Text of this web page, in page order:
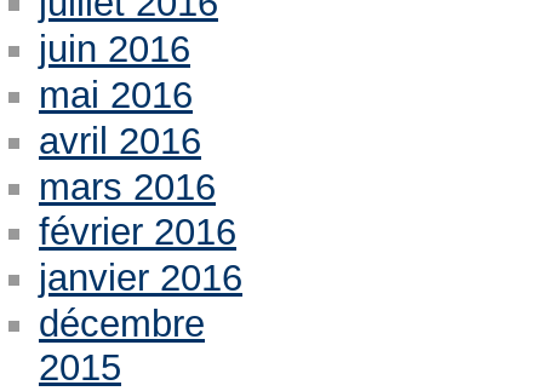
juin 2016
mai 2016
avril 2016
mars 2016
février 2016
janvier 2016
décembre
2015